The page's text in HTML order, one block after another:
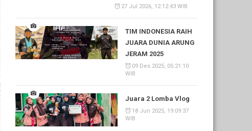
27 Jul 2026, 12:12:43 WIB
TIM INDONESIA RAIH
JUARA DUNIA ARUNG
JERAM 2025
09 Des 2025, 05:21:10
WIB
Juara 2 Lomba Vlog
18 Jun 2025, 19:09:37
WIB